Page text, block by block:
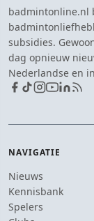
badmintonline.nl
subsidies.
dag opnieuw
Nederlandse en
NAVIGATIE
Nieuws
Kennisbank
Spelers